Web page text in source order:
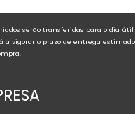
serão transferidas para o dia útil
vigorar o prazo de entrega estimado